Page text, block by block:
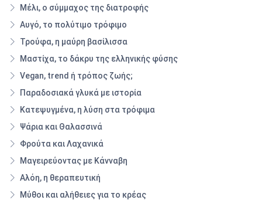
Μέλι, ο σύμμαχος της διατροφής
Αυγό, το πολύτιμο τρόφιμο
Τρούφα, η μαύρη βασίλισσα
Μαστίχα, το δάκρυ της ελληνικής φύσης
Vegan, trend ή τρόπος ζωής;
Παραδοσιακά γλυκά με ιστορία
Κατεψυγμένα, η λύση στα τρόφιμα
Ψάρια και Θαλασσινά
Φρούτα και Λαχανικά
Μαγειρεύοντας με Κάνναβη
Αλόη, η θεραπευτική
Μύθοι και αλήθειες για το κρέας